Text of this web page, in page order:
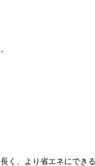
く、より省エネにでき